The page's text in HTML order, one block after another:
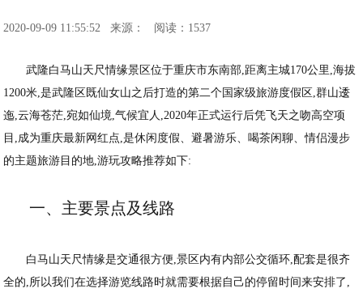
2020-09-09 11:55:52 来源： 阅读：1537
武隆白马山天尺情缘景区位于重庆市东南部,距离主城170公里,海拔
1200米,是武隆区既仙女山之后打造的第二个国家级旅游度假区,群山逶
迤,云海苍茫,宛如仙境,气候宜人,2020年正式运行后凭飞天之吻高空项
目,成为重庆最新网红点,是休闲度假、避暑游乐、喝茶闲聊、情侣漫步
的主题旅游目的地,游玩攻略推荐如下:
一、主要景点及线路
白马山天尺情缘是交通很方便,景区内有内部公交循环,配套是很齐
全的,所以我们在选择游览线路时就需要根据自己的停留时间来安排了,